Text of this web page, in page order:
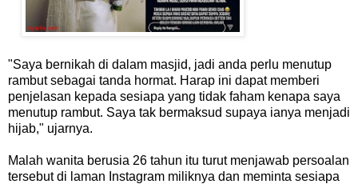
"Saya bernikah di dalam masjid, jadi anda perlu menutup
rambut sebagai tanda hormat. Harap ini dapat memberi
penjelasan kepada sesiapa yang tidak faham kenapa saya
menutup rambut. Saya tak bermaksud supaya ianya menjadi
hijab," ujarnya.
Malah wanita berusia 26 tahun itu turut menjawab persoalan
tersebut di laman Instagram miliknya dan meminta sesiapa